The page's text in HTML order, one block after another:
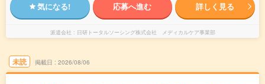
気になる! 応募へ進む 詳しく見る
派遣会社 日研トータルソーシング株式会社 メディカルケア事業部
未読 掲載日 2026/08/06